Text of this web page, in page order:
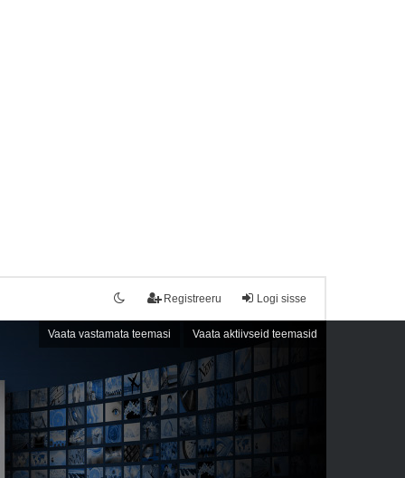
Logi sisse
Registreeru
Vaata vastamata teemasi Vaata aktiivseid teemasid